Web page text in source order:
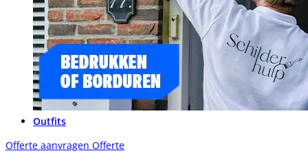
Outfits
Offerte aanvragen Offerte